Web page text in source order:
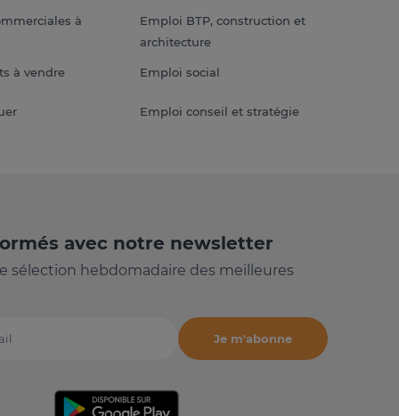
à
à vendre
Emploi BTP, construction et
architecture
Emploi social
Emploi conseil et stratégie
avec notre newsletter
sélection hebdomadaire des meilleures
Je m'abonne